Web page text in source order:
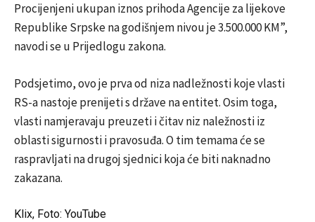
Procijenjeni ukupan iznos prihoda Agencije za lijekove
Republike Srpske na godišnjem nivou je 3.500.000 KM”,
navodi se u Prijedlogu zakona.
Podsjetimo, ovo je prva od niza nadležnosti koje vlasti
RS-a nastoje prenijeti s države na entitet. Osim toga,
vlasti namjeravaju preuzeti i čitav niz naležnosti iz
oblasti sigurnosti i pravosuđa. O tim temama će se
raspravljati na drugoj sjednici koja će biti naknadno
zakazana.
Klix, Foto: YouTube